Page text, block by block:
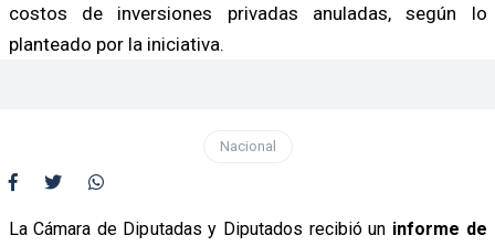
costos de inversiones privadas anuladas, según lo
planteado por la iniciativa.
Nacional
La Cámara de Diputadas y Diputados recibió un informe de